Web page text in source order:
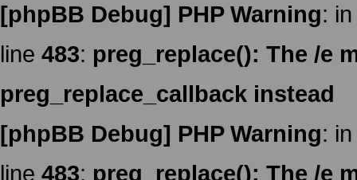
[phpBB Debug] PHP Warning:
line 483: preg_replace(): The /e
preg_replace_callback instead
[phpBB Debug] PHP Warning:
line 483: preg_replace(): The /e